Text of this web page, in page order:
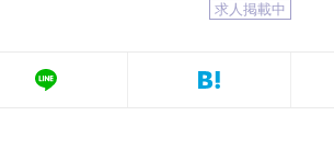
求人掲載中